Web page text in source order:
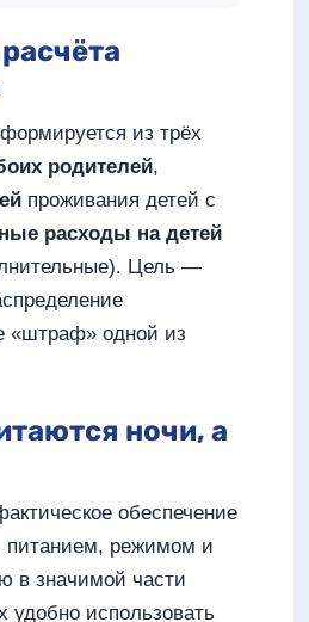
из трёх
родителей,
проживания детей с
расходы на детей
Цель —
«штраф» одной из
ночи, а
обеспечение
питанием, режимом и
в значимой части
удобно использовать